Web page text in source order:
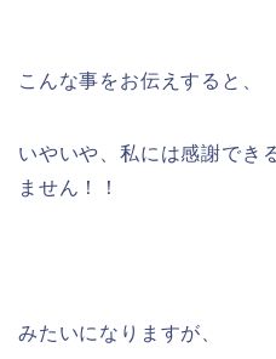
こんな事をお伝えすると、
いやいや、私には感謝でき
ません！！
みたいになりますが、